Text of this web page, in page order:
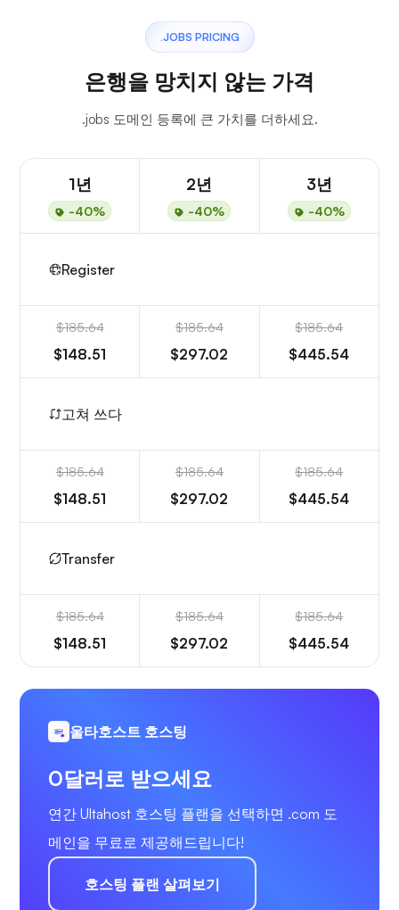
.JOBS PRICING
은행을 망치지 않는 가격
.jobs 도메인 등록에 큰 가치를 더하세요.
1년
-40%
2년
-40%
3년
-40%
Register
$185.64
$148.51
$185.64
$297.02
$185.64
$445.54
고쳐 쓰다
$185.64
$148.51
$185.64
$297.02
$185.64
$445.54
Transfer
$185.64
$148.51
$185.64
$297.02
$185.64
$445.54
울타호스트 호스팅
0달러로 받으세요
연간 Ultahost 호스팅 플랜을 선택하면 .com 도
메인을 무료로 제공해드립니다!
호스팅 플랜 살펴보기